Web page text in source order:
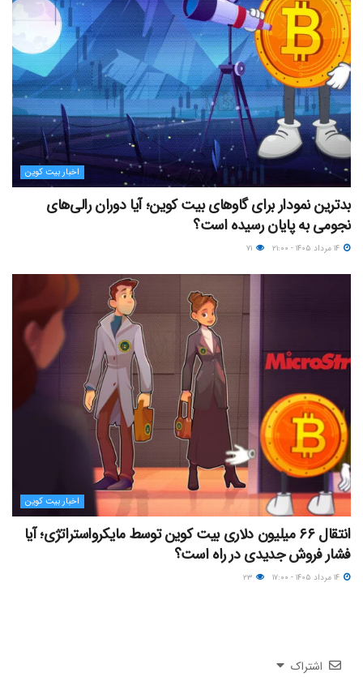
اخبار بیت کوین
بدترین نمودار برای گاوهای بیت کوین؛ آیا دوران رالی‌های
نجومی به پایان رسیده است؟
اخبار بیت کوین
انتقال ۶۶ میلیون دلاری بیت کوین توسط مایکرواستراتژی؛ آیا
فشار فروش جدیدی در راه است؟
اشتراک